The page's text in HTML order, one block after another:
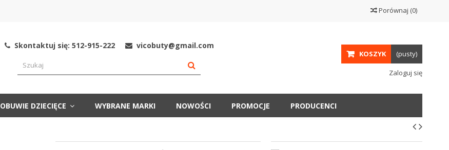
Porównaj (0)
Skontaktuj się: 512-915-222 vicobuty@gmail.com
KOSZYK (pusty)
Zaloguj się
OBUWIE DZIECIĘCE WYBRANE MARKI NOWOŚCI PROMOCJE PRODUCENCI